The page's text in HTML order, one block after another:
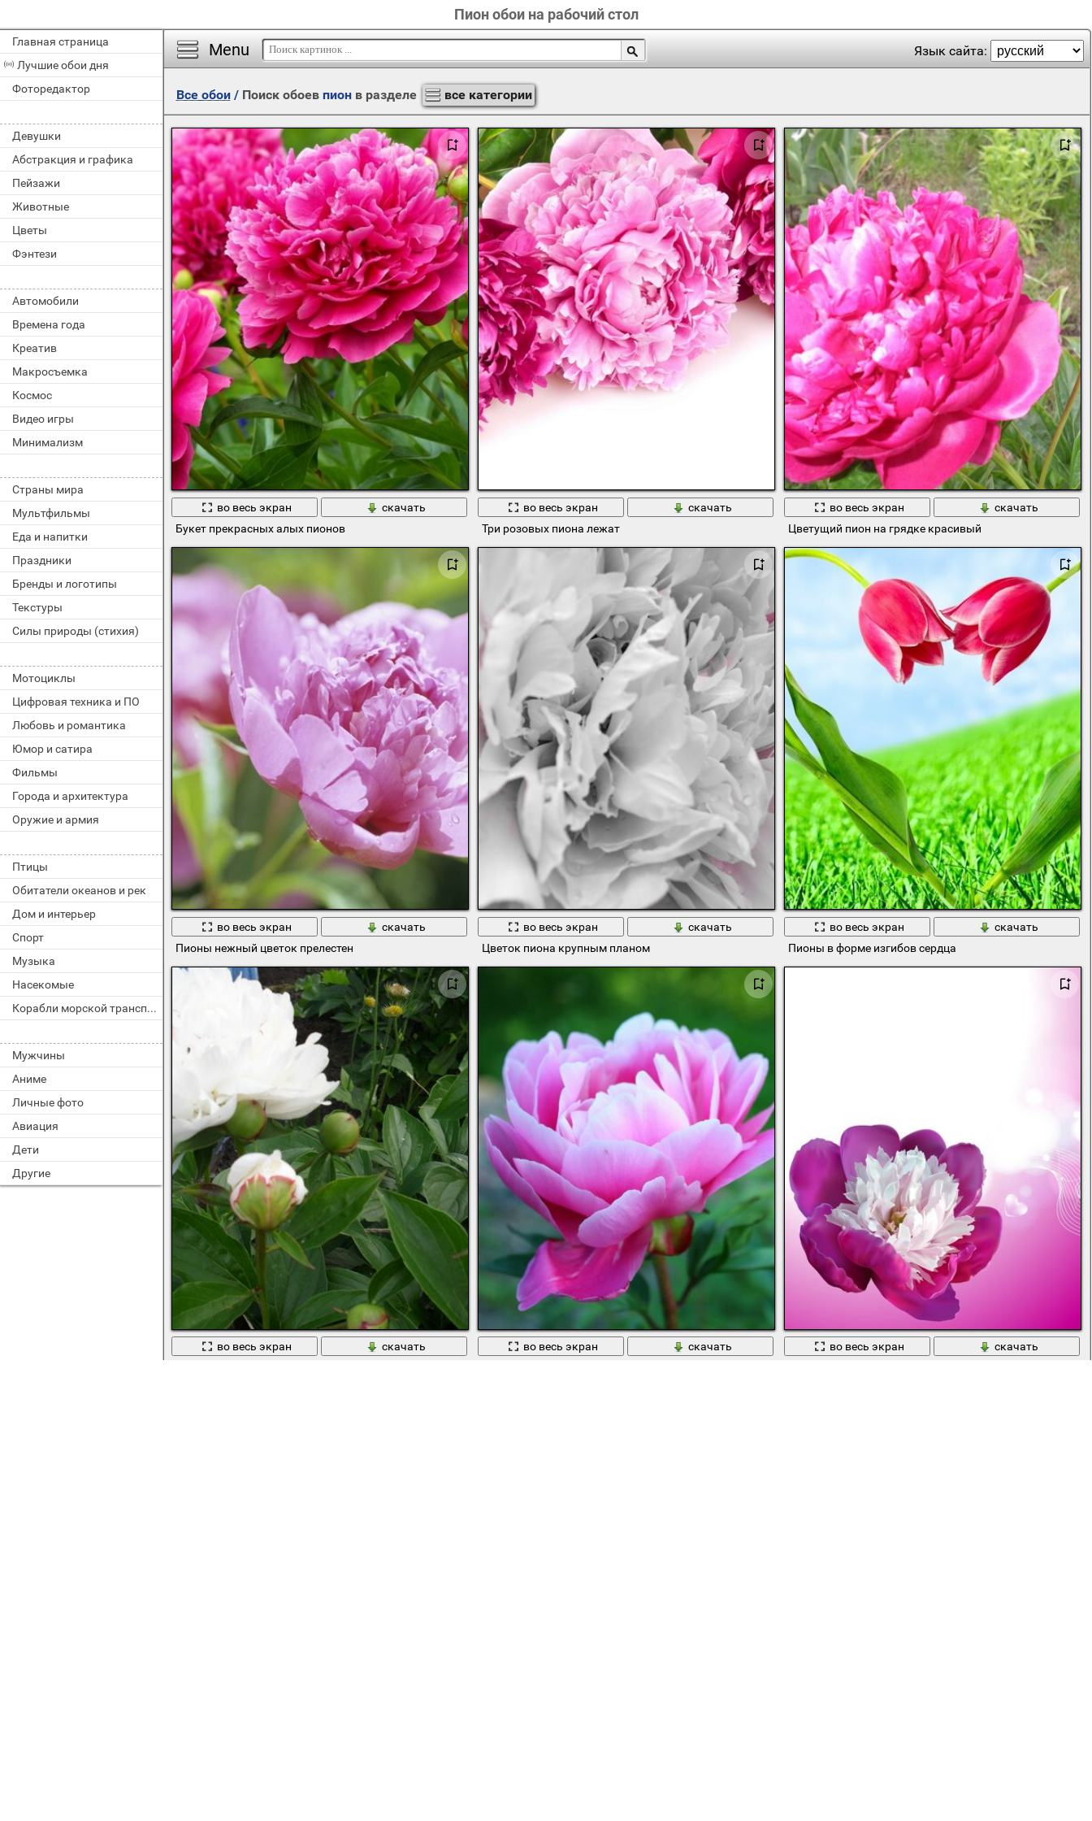
Пион обои на рабочий стол
Главная страница
Лучшие обои дня
Фоторедактор
Девушки
Абстракция и графика
Пейзажи
Животные
Цветы
Фэнтези
Автомобили
Времена года
Креатив
Макросъемка
Космос
Видео игры
Минимализм
Страны мира
Мультфильмы
Еда и напитки
Праздники
Бренды и логотипы
Текстуры
Силы природы (стихия)
Мотоциклы
Цифровая техника и ПО
Любовь и романтика
Юмор и сатира
Фильмы
Города и архитектура
Оружие и армия
Птицы
Обитатели океанов и рек
Дом и интерьер
Спорт
Музыка
Насекомые
Корабли морской транспорт
Мужчины
Аниме
Личные фото
Авиация
Дети
Другие
Menu Язык сайта:
Все обои/ Поиск обоев пионв разделе все категории
во весь экран
скачать
Букет прекрасных алых пионов
во весь экран
скачать
Три розовых пиона лежат
во весь экран
скачать
Цветущий пион на грядке красивый
во весь экран
скачать
Пионы нежный цветок прелестен
во весь экран
скачать
Цветок пиона крупным планом
во весь экран
скачать
Пионы в форме изгибов сердца
во весь экран
скачать
во весь экран
скачать
во весь экран
скачать